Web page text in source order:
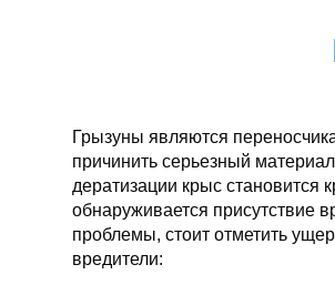
Грызуны являются
причинить серьезный
дератизации крыс становится
обнаруживается присутствие
проблемы, стоит отметить
вредители: